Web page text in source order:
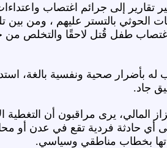
إلى جرائم اغتصاب
الحوثي بالتستر عليهم ، ومن بين
طفل قُتل لاحقًا والتخلص من
بأضرار صحية ونفسية بالغة،
جاد.
المالي، يرى مراقبون أن التغطية
أي حادثة فردية تقع في عدن أو
بخطاب مناطقي وسياسي.